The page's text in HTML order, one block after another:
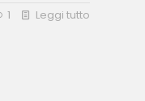
1 Leggi tutto